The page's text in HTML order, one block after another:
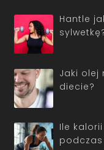
Hantle
Jaki olej
diecie?
Ile